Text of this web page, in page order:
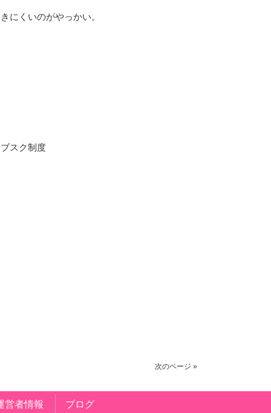
にくいのがやっかい。
スク制度
次のページ »
営者情報 ブログ